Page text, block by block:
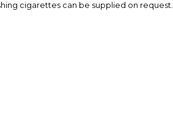
cigarettes can be supplied on request.